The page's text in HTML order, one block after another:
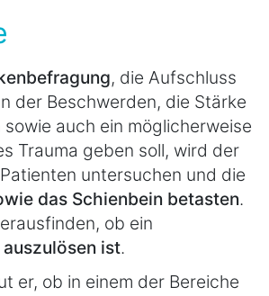
, die Aufschluss
der Beschwerden, die Stärke
auch ein möglicherweise
Trauma geben soll, wird der
untersuchen und die
das Schienbein betasten.
ob ein
ist.
er, ob in einem der Bereiche